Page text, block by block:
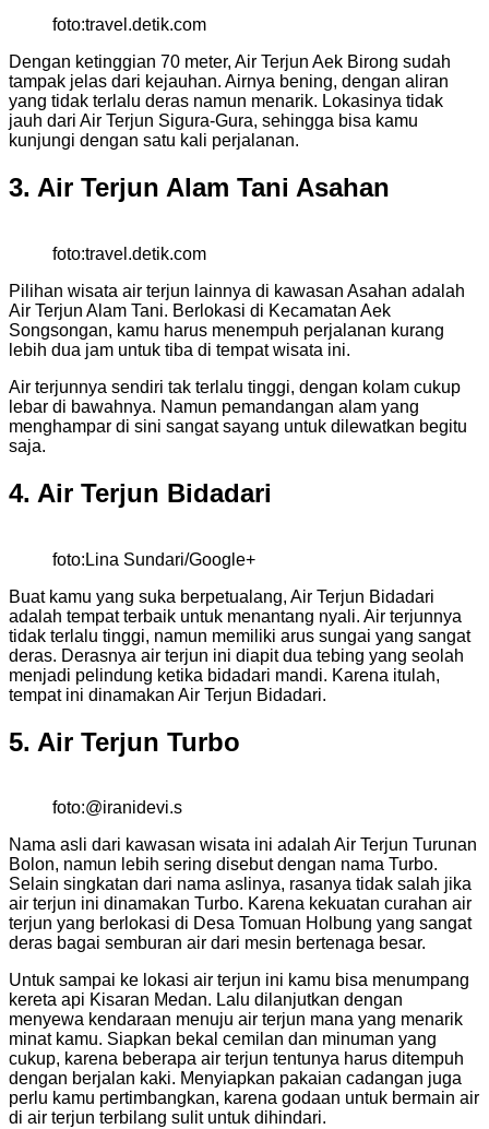
foto:travel.detik.com
Dengan ketinggian 70 meter, Air Terjun Aek Birong sudah
tampak jelas dari kejauhan. Airnya bening, dengan aliran
yang tidak terlalu deras namun menarik. Lokasinya tidak
jauh dari Air Terjun Sigura-Gura, sehingga bisa kamu
kunjungi dengan satu kali perjalanan.
3. Air Terjun Alam Tani Asahan
foto:travel.detik.com
Pilihan wisata air terjun lainnya di kawasan Asahan adalah
Air Terjun Alam Tani. Berlokasi di Kecamatan Aek
Songsongan, kamu harus menempuh perjalanan kurang
lebih dua jam untuk tiba di tempat wisata ini.
Air terjunnya sendiri tak terlalu tinggi, dengan kolam cukup
lebar di bawahnya. Namun pemandangan alam yang
menghampar di sini sangat sayang untuk dilewatkan begitu
saja.
4. Air Terjun Bidadari
foto:Lina Sundari/Google+
Buat kamu yang suka berpetualang, Air Terjun Bidadari
adalah tempat terbaik untuk menantang nyali. Air terjunnya
tidak terlalu tinggi, namun memiliki arus sungai yang sangat
deras. Derasnya air terjun ini diapit dua tebing yang seolah
menjadi pelindung ketika bidadari mandi. Karena itulah,
tempat ini dinamakan Air Terjun Bidadari.
5. Air Terjun Turbo
foto:@iranidevi.s
Nama asli dari kawasan wisata ini adalah Air Terjun Turunan
Bolon, namun lebih sering disebut dengan nama Turbo.
Selain singkatan dari nama aslinya, rasanya tidak salah jika
air terjun ini dinamakan Turbo. Karena kekuatan curahan air
terjun yang berlokasi di Desa Tomuan Holbung yang sangat
deras bagai semburan air dari mesin bertenaga besar.
Untuk sampai ke lokasi air terjun ini kamu bisa menumpang
kereta api Kisaran Medan. Lalu dilanjutkan dengan
menyewa kendaraan menuju air terjun mana yang menarik
minat kamu. Siapkan bekal cemilan dan minuman yang
cukup, karena beberapa air terjun tentunya harus ditempuh
dengan berjalan kaki. Menyiapkan pakaian cadangan juga
perlu kamu pertimbangkan, karena godaan untuk bermain air
di air terjun terbilang sulit untuk dihindari.